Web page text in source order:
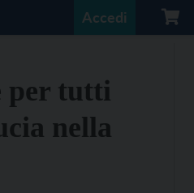
Accedi
per tutti
nella